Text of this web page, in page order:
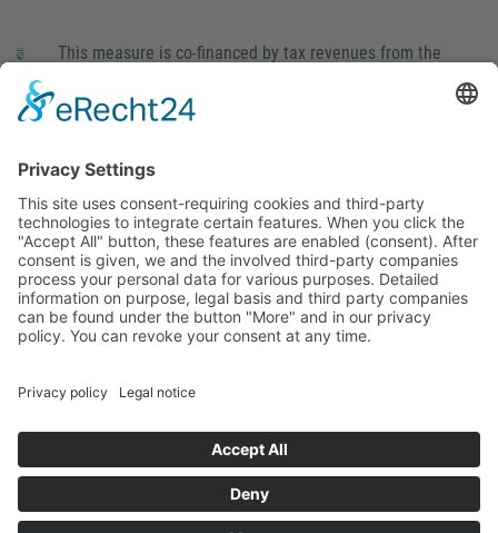
This measure is co-financed by tax revenues from the
Landtag (parliament).
This site uses consent-requiring cookies and third-party
technologies to integrate certain features. When you click the
"Accept All" button, these features are enabled (consent).
After consent is given, we and the involved third-party
companies process your personal data for various purposes.
companies can be found under the button "More" and in our
DENY ACCEPT MORE